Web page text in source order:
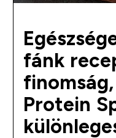
fánk
Protein